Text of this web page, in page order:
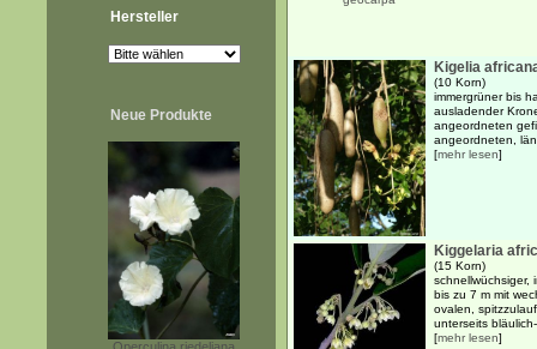
Hersteller
Neue Produkte
Kigelia
(10 Korn)
immergrüner bis
ausladender
angeordneten
angeordneten,
[mehr lesen]
Kiggelaria
(15 Korn)
schnellwüchsiger,
bis zu 7 m mit
ovalen,
unterseits
[mehr lesen]